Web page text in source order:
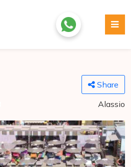
Share
Alassio